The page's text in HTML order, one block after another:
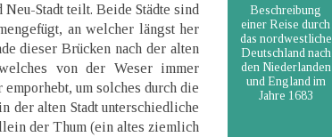
Stadt teilt. Beide Städte sind
an welcher längst her
dieser Brücken nach der alten
von der Weser immer
um solches durch die
der alten Stadt unterschiedliche
der Thum (ein altes ziemlich
Beschreibung
einer Reise durch
das nordwestliche
Deutschland nach
den Niederlanden
und England im
Jahre 1683